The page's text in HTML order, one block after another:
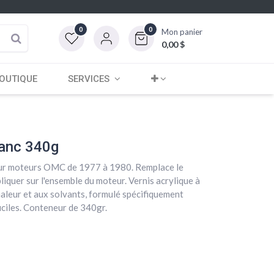
0 0 Mon panier
0,00$
SERVICES
340g
moteurs OMC de 1977 à 1980. Remplace le
sur l'ensemble du moteur. Vernis acrylique à
et aux solvants, formulé spécifiquement
Conteneur de 340gr.